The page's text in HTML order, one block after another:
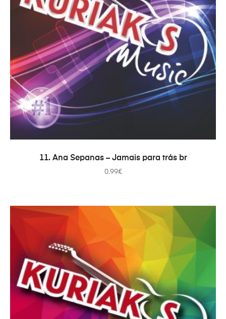
ADICIONAR
11. Ana Sepanas – Jamais para trás br
0.99€